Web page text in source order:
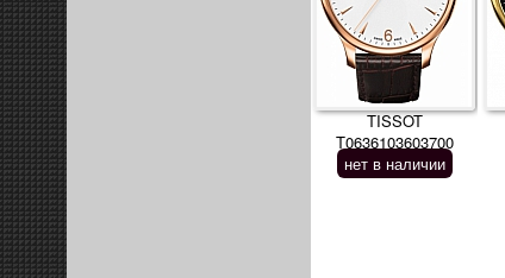
TISSOT
T0636103603700
нет в наличии